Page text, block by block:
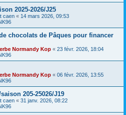
2025-2026/J25
caen « 14 mars 2026, 09:53
chocolats de Pâques pour financer
Normandy Kop « 23 févr. 2026, 18:04
Normandy Kop « 06 févr. 2026, 13:55
205-25026/J19
caen « 31 janv. 2026, 08:22